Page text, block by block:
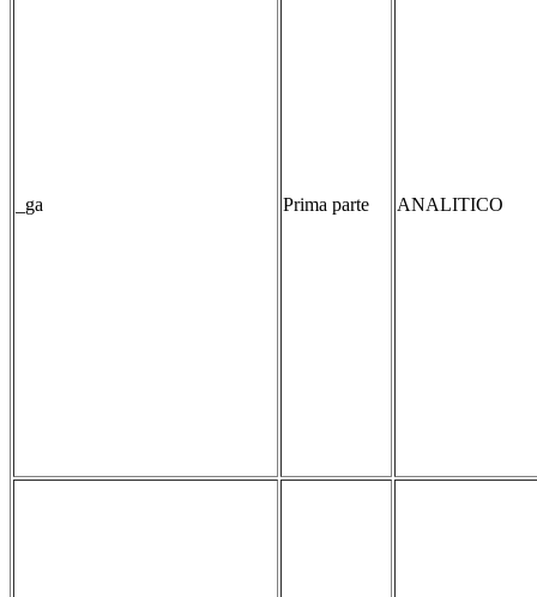
_ga Prima parte ANALITICO